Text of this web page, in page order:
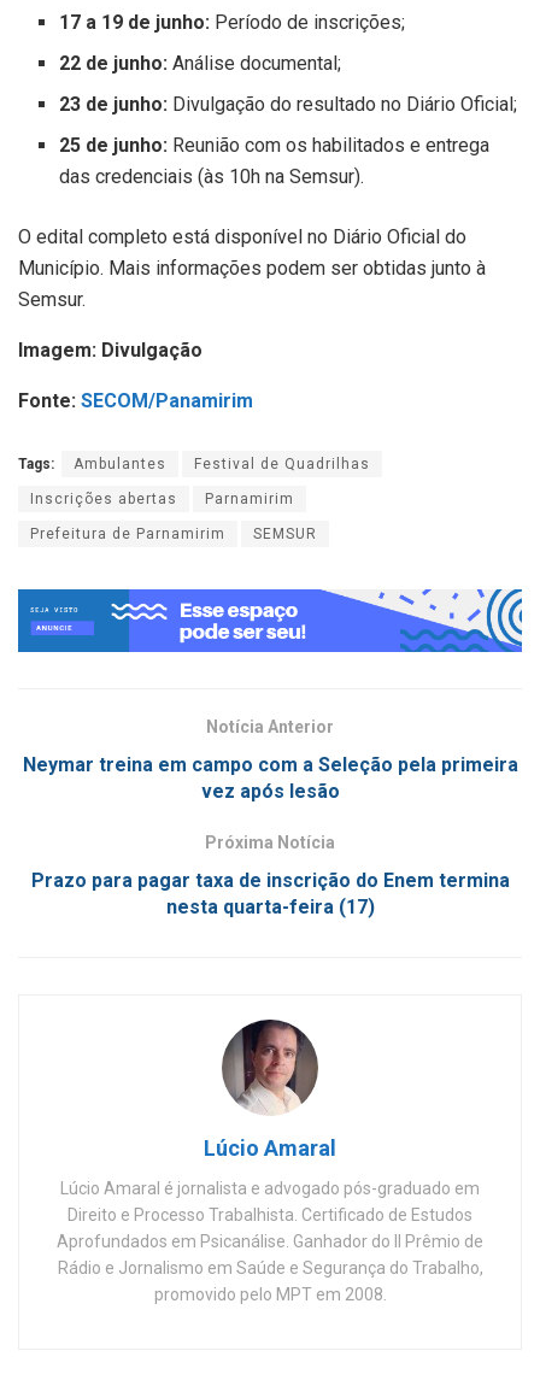
17 a 19 de junho: Período de inscrições;
22 de junho: Análise documental;
23 de junho: Divulgação do resultado no Diário Oficial;
25 de junho: Reunião com os habilitados e entrega
das credenciais (às 10h na Semsur).
O edital completo está disponível no Diário Oficial do
Município. Mais informações podem ser obtidas junto à
Semsur.
Imagem: Divulgação
Fonte: SECOM/Panamirim
Tags: Ambulantes Festival de Quadrilhas
Inscrições abertas Parnamirim
Prefeitura de Parnamirim SEMSUR
Notícia Anterior
Neymar treina em campo com a Seleção pela primeira
vez após lesão
Próxima Notícia
Prazo para pagar taxa de inscrição do Enem termina
nesta quarta-feira (17)
Lúcio Amaral
Lúcio Amaral é jornalista e advogado pós-graduado em
Direito e Processo Trabalhista. Certificado de Estudos
Aprofundados em Psicanálise. Ganhador do II Prêmio de
Rádio e Jornalismo em Saúde e Segurança do Trabalho,
promovido pelo MPT em 2008.